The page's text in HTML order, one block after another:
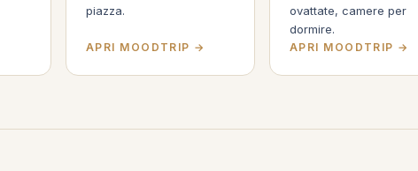
piazza.
APRI MOODTRIP →
ovattate, camere per
dormire.
APRI MOODTRIP →